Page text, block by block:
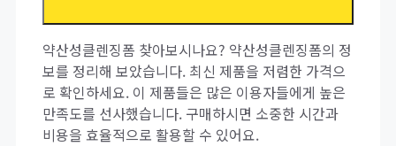
약산성클렌징폼 찾아보시나요? 약산성클렌징폼의 정
보를 정리해 보았습니다. 최신 제품을 저렴한 가격으
로 확인하세요. 이 제품들은 많은 이용자들에게 높은
만족도를 선사했습니다. 구매하시면 소중한 시간과
비용을 효율적으로 활용할 수 있어요.